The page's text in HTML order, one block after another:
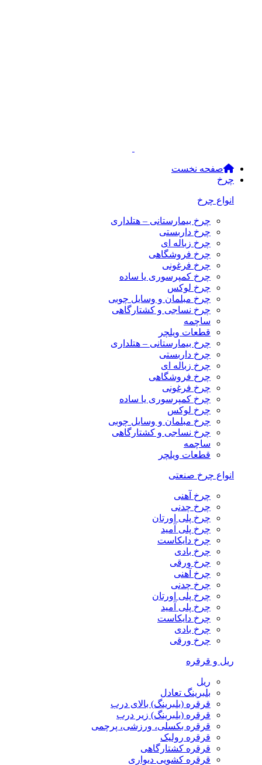
صفحه نخست
چرخ
انواع چرخ
چرخ بیمارستانی – هتلداری
چرخ داربستی
چرخ زباله ای
چرخ فروشگاهی
چرخ فرغونی
چرخ کمپرسوری یا ساده
چرخ لوکس
چرخ مبلمان و وسایل چوبی
چرخ نساجی و کشتارگاهی
ساچمه
قطعات ویلچر
چرخ بیمارستانی – هتلداری
چرخ داربستی
چرخ زباله ای
چرخ فروشگاهی
چرخ فرغونی
چرخ کمپرسوری یا ساده
چرخ لوکس
چرخ مبلمان و وسایل چوبی
چرخ نساجی و کشتارگاهی
ساچمه
قطعات ویلچر
انواع چرخ صنعتی
چرخ آهنی
چرخ چدنی
چرخ پلی اورتان
چرخ پلی آمید
چرخ دایکاست
چرخ بادی
چرخ ورقی
چرخ آهنی
چرخ چدنی
چرخ پلی اورتان
چرخ پلی آمید
چرخ دایکاست
چرخ بادی
چرخ ورقی
ریل و قرقره
ریل
بلبرینگ تعادل
قرقره (بلبرینگ) بالای درب
قرقره (بلبرینگ) زیر درب
قرقره بکسلی، ورزشی، پرچمی
قرقره رولیک
قرقره کشتارگاهی
قرقره کشویی دیواری